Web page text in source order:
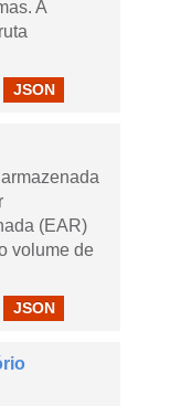
A
JSON
(EAR)
volume de
JSON